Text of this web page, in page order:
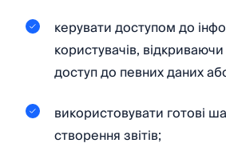
керувати доступом до
користувачів,
доступ до певних даних
використовувати готові
створення звітів;